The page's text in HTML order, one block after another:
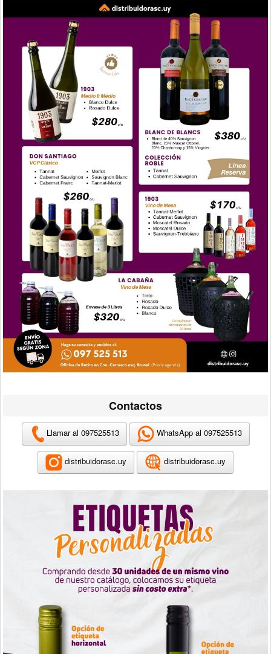
Contactos
Llamar al 097525513 WhatsApp al 097525513
distribuidorasc.uy distribuidorasc.uy